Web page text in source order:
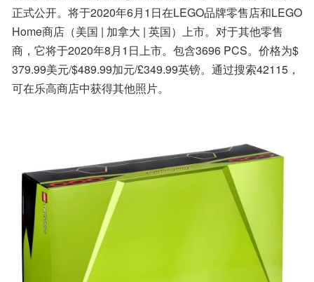
正式公开。将于2020年6月1日在LEGO品牌零售店和LEGO
Home商店（美国 | 加拿大 | 英国）上市。对于其他零售
商，它将于2020年8月1日上市。包含3696 PCS。价格为$
379.99美元/$489.99加元/£349.99英镑。通过搜索42115，
可在乐高商店中获得其他照片。